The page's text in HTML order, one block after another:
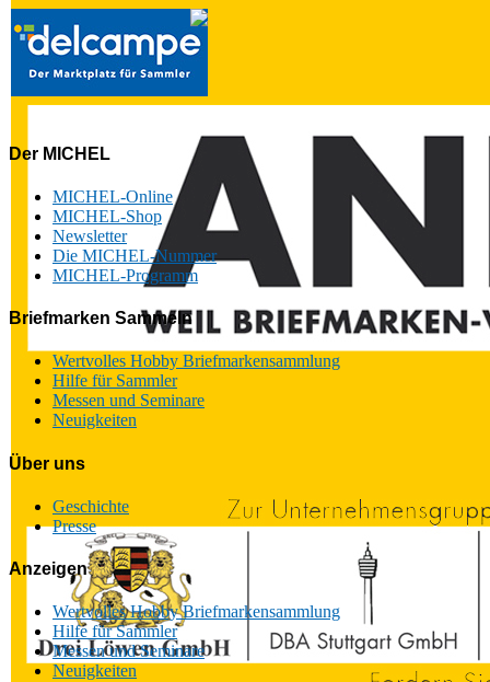
Der MICHEL
MICHEL-Online
MICHEL-Shop
Newsletter
Die MICHEL-Nummer
MICHEL-Programm
Briefmarken Sammeln
Wertvolles Hobby Briefmarkensammlung
Hilfe für Sammler
Messen und Seminare
Neuigkeiten
Über uns
Geschichte
Presse
Anzeigen
Wertvolles Hobby Briefmarkensammlung
Hilfe für Sammler
Messen und Seminare
Neuigkeiten